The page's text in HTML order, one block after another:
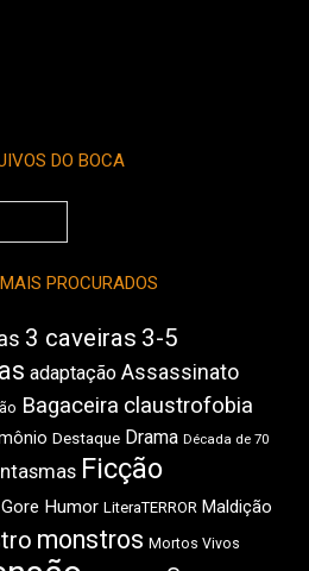
DO BOCA
PROCURADOS
3 caveiras 3-5
adaptação Assassinato
Bagaceira claustrofobia
Destaque Drama Década de 70
Ficção
Gore Humor LiteraTERROR Maldição
monstros Mortos Vivos